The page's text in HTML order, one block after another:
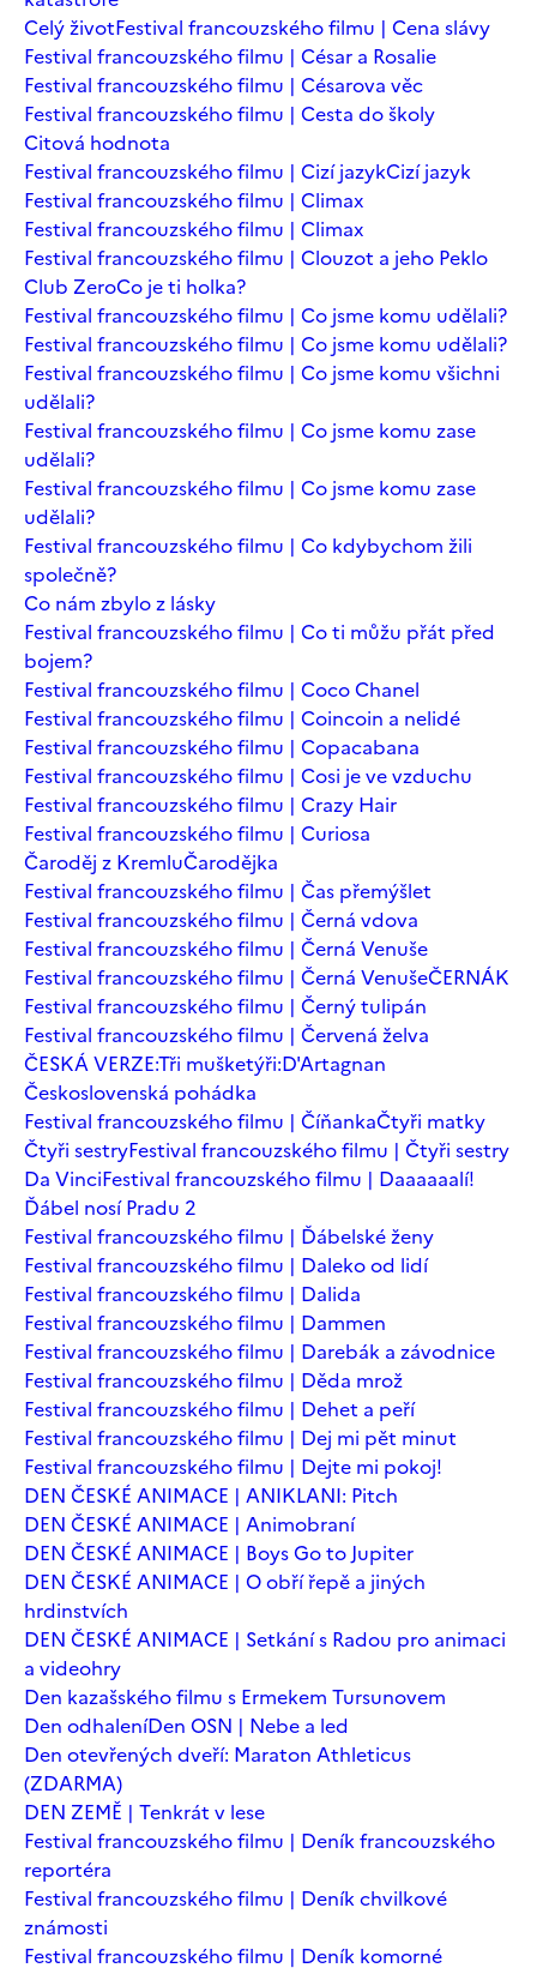
Celý životFestival francouzského filmu | Cena slávy
Festival francouzského filmu | César a Rosalie
Festival francouzského filmu | Césarova věc
Festival francouzského filmu | Cesta do školy
Citová hodnota
Festival francouzského filmu | Cizí jazykCizí jazyk
Festival francouzského filmu | Climax
Festival francouzského filmu | Climax
Festival francouzského filmu | Clouzot a jeho Peklo
Club ZeroCo je ti holka?
Festival francouzského filmu | Co jsme komu udělali?
Festival francouzského filmu | Co jsme komu udělali?
Festival francouzského filmu | Co jsme komu všichni
udělali?
Festival francouzského filmu | Co jsme komu zase
udělali?
Festival francouzského filmu | Co jsme komu zase
udělali?
Festival francouzského filmu | Co kdybychom žili
společně?
Co nám zbylo z lásky
Festival francouzského filmu | Co ti můžu přát před
bojem?
Festival francouzského filmu | Coco Chanel
Festival francouzského filmu | Coincoin a nelidé
Festival francouzského filmu | Copacabana
Festival francouzského filmu | Cosi je ve vzduchu
Festival francouzského filmu | Crazy Hair
Festival francouzského filmu | Curiosa
Čaroděj z KremluČarodějka
Festival francouzského filmu | Čas přemýšlet
Festival francouzského filmu | Černá vdova
Festival francouzského filmu | Černá Venuše
Festival francouzského filmu | Černá VenušeČERNÁK
Festival francouzského filmu | Černý tulipán
Festival francouzského filmu | Červená želva
ČESKÁ VERZE:Tři mušketýři:D'Artagnan
Československá pohádka
Festival francouzského filmu | ČíňankaČtyři matky
Čtyři sestryFestival francouzského filmu | Čtyři sestry
Da VinciFestival francouzského filmu | Daaaaaalí!
Ďábel nosí Pradu 2
Festival francouzského filmu | Ďábelské ženy
Festival francouzského filmu | Daleko od lidí
Festival francouzského filmu | Dalida
Festival francouzského filmu | Dammen
Festival francouzského filmu | Darebák a závodnice
Festival francouzského filmu | Děda mrož
Festival francouzského filmu | Dehet a peří
Festival francouzského filmu | Dej mi pět minut
Festival francouzského filmu | Dejte mi pokoj!
DEN ČESKÉ ANIMACE | ANIKLANI: Pitch
DEN ČESKÉ ANIMACE | Animobraní
DEN ČESKÉ ANIMACE | Boys Go to Jupiter
DEN ČESKÉ ANIMACE | O obří řepě a jiných
hrdinstvích
DEN ČESKÉ ANIMACE | Setkání s Radou pro animaci
a videohry
Den kazašského filmu s Ermekem Tursunovem
Den odhaleníDen OSN | Nebe a led
Den otevřených dveří: Maraton Athleticus
(ZDARMA)
DEN ZEMĚ | Tenkrát v lese
Festival francouzského filmu | Deník francouzského
reportéra
Festival francouzského filmu | Deník chvilkové
známosti
Festival francouzského filmu | Deník komorné